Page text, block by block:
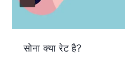
सोना क्या रेट है?